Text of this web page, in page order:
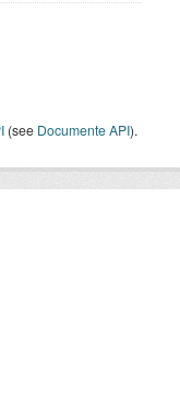
(see Documente API).